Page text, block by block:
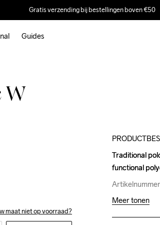
Gratis verzending bij bestellingen boven €50
Guides
W
maat niet op voorraad?
Traditional
functional
Traditional
functional
Meer tonen